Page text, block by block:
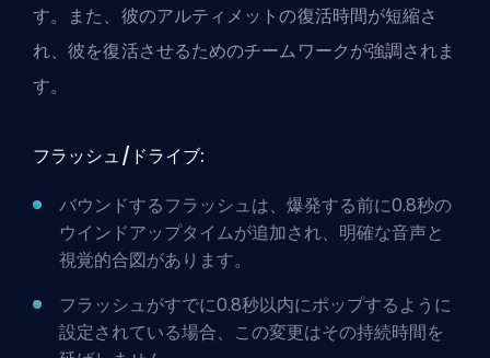
す。また、彼のアルティメットの復活時間が短縮さ
れ、彼を復活させるためのチームワークが強調されま
す。
フラッシュ/ドライブ:
バウンドするフラッシュは、爆発する前に0.8秒の
ウインドアップタイムが追加され、明確な音声と
視覚的合図があります。
フラッシュがすでに0.8秒以内にポップするように
設定されている場合、この変更はその持続時間を